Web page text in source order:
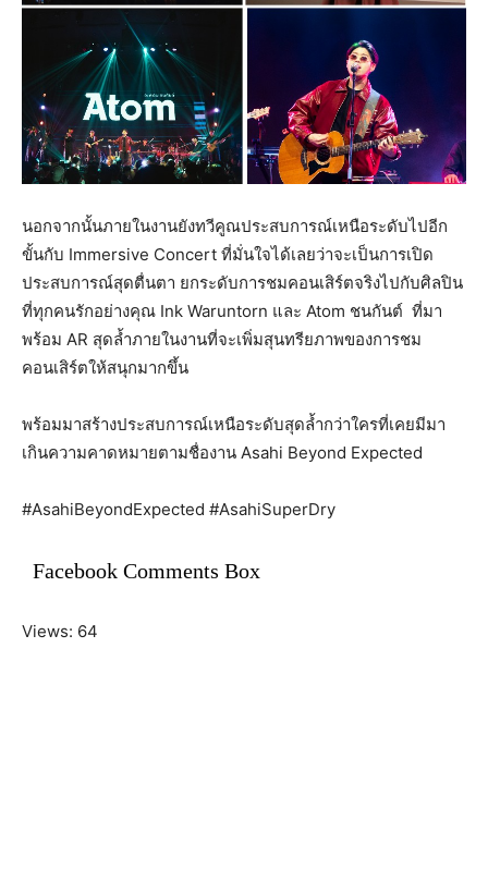
นอกจากนั้นภายในงานยังทวีคูณประสบการณ์เหนือระดับไปอีก
ขั้นกับ Immersive Concert ที่มั่นใจได้เลยว่าจะเป็นการเปิด
ประสบการณ์สุดตื่นตา ยกระดับการชมคอนเสิร์ตจริงไปกับศิลปิน
ที่ทุกคนรักอย่างคุณ Ink Waruntorn และ Atom ชนกันต์ ที่มา
พร้อม AR สุดล้ำภายในงานที่จะเพิ่มสุนทรียภาพของการชม
คอนเสิร์ตให้สนุกมากขึ้น
พร้อมมาสร้างประสบการณ์เหนือระดับสุดล้ำกว่าใครที่เคยมีมา
เกินความคาดหมายตามชื่องาน Asahi Beyond Expected
#AsahiBeyondExpected #AsahiSuperDry
Facebook Comments Box
Views: 64